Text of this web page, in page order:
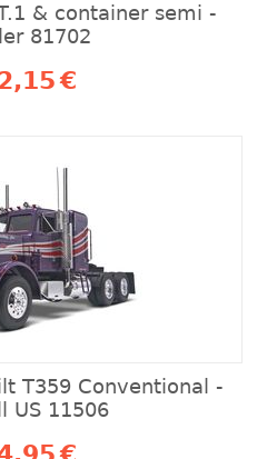
& container semi -
81702
€
T359 Conventional -
US 11506